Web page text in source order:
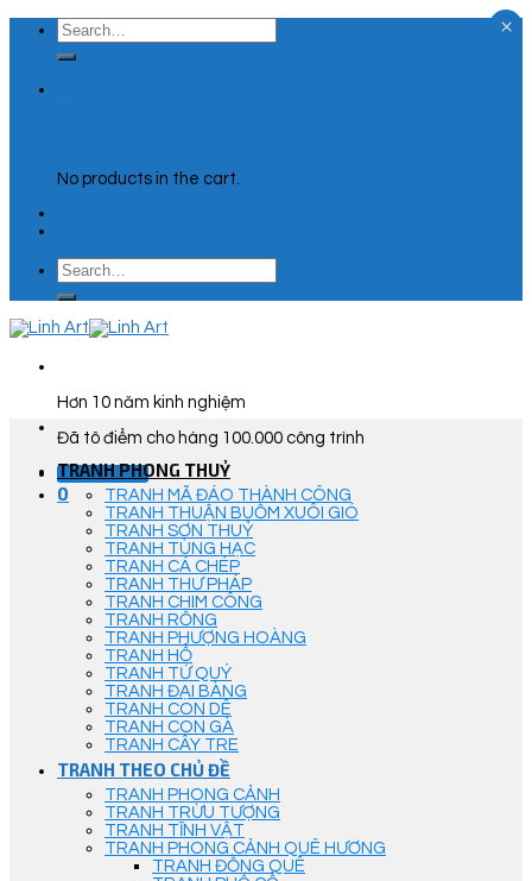
Skip
content
Search
for:
No products in the cart.
Search
for:
Hơn 10 năm kinh nghiệm
Đã tô điểm cho hàng 100.000 công trình
Góc Tư Vấn
0
TRANH PHONG THUỶ
TRANH MÃ ĐÁO THÀNH CÔNG
TRANH THUẬN BUỒM XUÔI GIÓ
TRANH SƠN THUỶ
TRANH TÙNG HẠC
TRANH CÁ CHÉP
TRANH THƯ PHÁP
TRANH CHIM CÔNG
TRANH RỒNG
TRANH PHƯỢNG HOÀNG
TRANH HỔ
TRANH TỨ QUÝ
TRANH ĐẠI BÀNG
TRANH CON DÊ
TRANH CON GÀ
TRANH CÂY TRE
TRANH THEO CHỦ ĐỀ
TRANH PHONG CẢNH
TRANH TRỪU TƯỢNG
TRANH TĨNH VẬT
TRANH PHONG CẢNH QUÊ HƯƠNG
TRANH ĐỒNG QUÊ
×